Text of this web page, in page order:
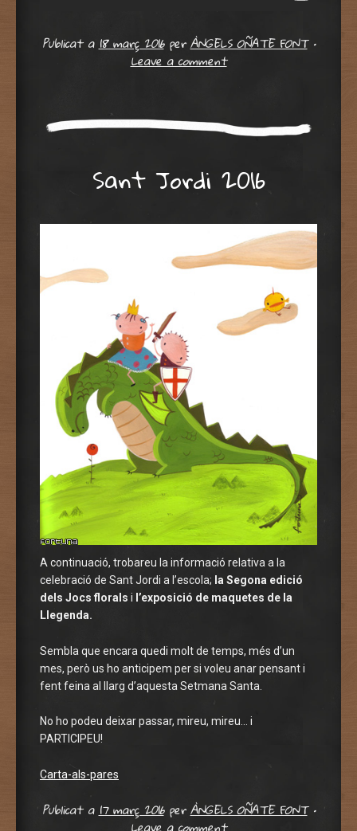
Publicat a18 març 2016perÀNGELS OÑATE FONT •
Leave a comment
Sant Jordi 2016
A continuació, trobareu la informació relativa a la
celebració de Sant Jordi a l’escola; laSegona edició
dels Jocs florals i l’exposició de maquetes de la
Llegenda.
Sembla que encara quedi molt de temps, més d’un
mes, però us ho anticipem per si voleu anar pensant i
fent feina al llarg d’aquesta Setmana Santa.
No ho podeu deixar passar, mireu, mireu… i
PARTICIPEU!
Carta-als-pares
Publicat a17 març 2016perÀNGELS OÑATE FONT •